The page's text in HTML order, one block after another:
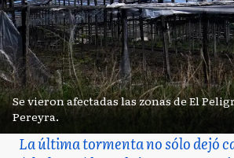
Se vieron afectadas las zonas de El
Pereyra.
La última tormenta no sólo dejó